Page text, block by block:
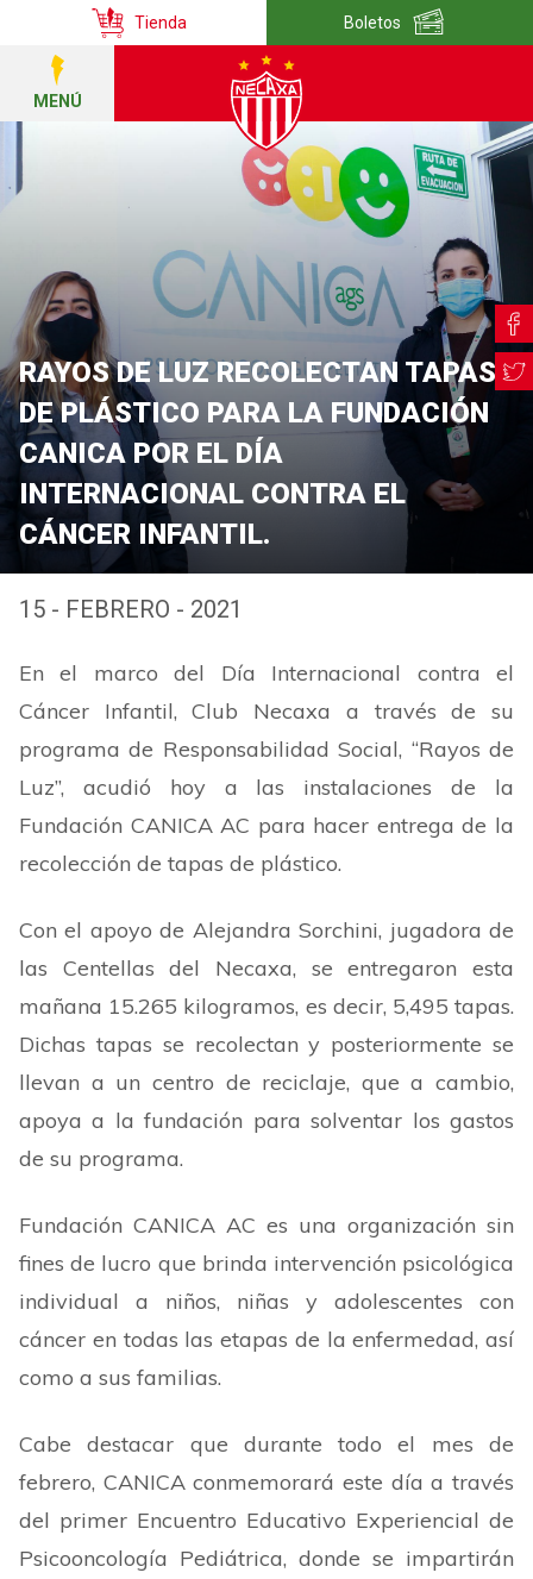
Tienda Boletos
MENÚ
RAYOS DE LUZ RECOLECTAN TAPAS
DE PLÁSTICO PARA LA FUNDACIÓN
CANICA POR EL DÍA
INTERNACIONAL CONTRA EL
CÁNCER INFANTIL.
15 - FEBRERO - 2021
En el marco del Día Internacional contra el
Cáncer Infantil, Club Necaxa a través de su
programa de Responsabilidad Social, “Rayos de
Luz”, acudió hoy a las instalaciones de la
Fundación CANICA AC para hacer entrega de la
recolección de tapas de plástico.
Con el apoyo de Alejandra Sorchini, jugadora de
las Centellas del Necaxa, se entregaron esta
mañana 15.265 kilogramos, es decir, 5,495 tapas.
Dichas tapas se recolectan y posteriormente se
llevan a un centro de reciclaje, que a cambio,
apoya a la fundación para solventar los gastos
de su programa.
Fundación CANICA AC es una organización sin
fines de lucro que brinda intervención psicológica
individual a niños, niñas y adolescentes con
cáncer en todas las etapas de la enfermedad, así
como a sus familias.
Cabe destacar que durante todo el mes de
febrero, CANICA conmemorará este día a través
del primer Encuentro Educativo Experiencial de
Psicooncología Pediátrica, donde se impartirán